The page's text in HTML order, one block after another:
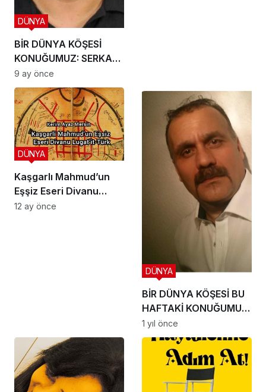
BİR DÜNYA KÖŞESİ
KONUĞUMUZ: SERKAN
KIPÇAK
DÜNYA
9 ay önce
Kaşgarlı Mahmud’un
Eşşiz Eseri Divanu
Lugat’it-Türk’
DÜNYA
12 ay önce
BİR DÜNYA KÖŞESİ BU
HAFTAKİ KONUĞUMUZ
İLE SÖYLEŞİMİZ
DÜNYA
1 yıl önce